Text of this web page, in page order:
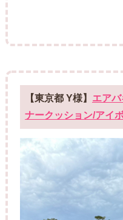
【東京都 Y様】 エア
ナークッション/アイ